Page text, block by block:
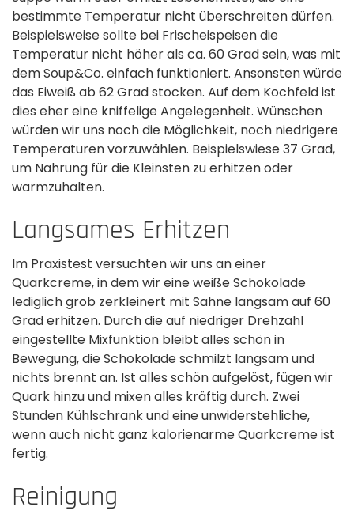
bestimmte Temperatur nicht überschreiten dürfen.
Beispielsweise sollte bei Frischeispeisen die
Temperatur nicht höher als ca. 60 Grad sein, was mit
dem Soup&Co. einfach funktioniert. Ansonsten würde
das Eiweiß ab 62 Grad stocken. Auf dem Kochfeld ist
dies eher eine kniffelige Angelegenheit. Wünschen
würden wir uns noch die Möglichkeit, noch niedrigere
Temperaturen vorzuwählen. Beispielswiese 37 Grad,
um Nahrung für die Kleinsten zu erhitzen oder
warmzuhalten.
Langsames Erhitzen
Im Praxistest versuchten wir uns an einer
Quarkcreme, in dem wir eine weiße Schokolade
lediglich grob zerkleinert mit Sahne langsam auf 60
Grad erhitzen. Durch die auf niedriger Drehzahl
eingestellte Mixfunktion bleibt alles schön in
Bewegung, die Schokolade schmilzt langsam und
nichts brennt an. Ist alles schön aufgelöst, fügen wir
Quark hinzu und mixen alles kräftig durch. Zwei
Stunden Kühlschrank und eine unwiderstehliche,
wenn auch nicht ganz kalorienarme Quarkcreme ist
fertig.
Reinigung